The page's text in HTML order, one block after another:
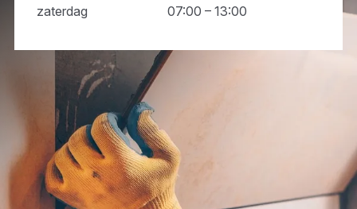
zaterdag 07:00 – 13:00